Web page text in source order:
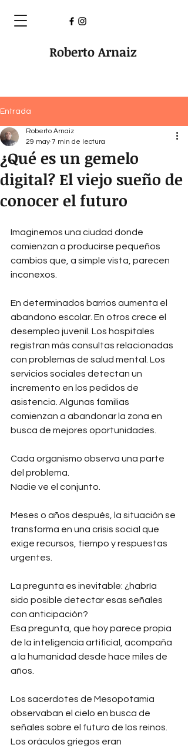
Roberto Arnaiz
Entrada
¿Qué es un gemelo
digital? El viejo sueño de
conocer el futuro
Roberto Arnaiz
29 may 7 min de lectura
Imaginemos una ciudad donde
comienzan a producirse pequeños
cambios que, a simple vista, parecen
inconexos.
En determinados barrios aumenta el
abandono escolar. En otros crece el
desempleo juvenil. Los hospitales
registran más consultas relacionadas
con problemas de salud mental. Los
servicios sociales detectan un
incremento en los pedidos de
asistencia. Algunas familias
comienzan a abandonar la zona en
busca de mejores oportunidades.
Cada organismo observa una parte
del problema.
Nadie ve el conjunto.
Meses o años después, la situación se
transforma en una crisis social que
exige recursos, tiempo y respuestas
urgentes.
La pregunta es inevitable: ¿habría
sido posible detectar esas señales
con anticipación?
Esa pregunta, que hoy parece propia
de la inteligencia artificial, acompaña
a la humanidad desde hace miles de
años.
Los sacerdotes de Mesopotamia
observaban el cielo en busca de
señales sobre el futuro de los reinos.
Los oráculos griegos eran